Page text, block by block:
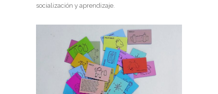
socialización y aprendizaje.